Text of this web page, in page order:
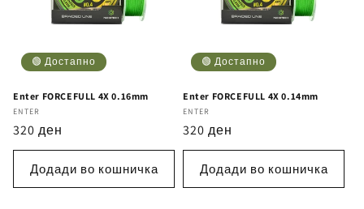
🟢 Достапно
Enter FORCEFULL 4X 0.16mm
Бренд
ENTER
Регуларна
цена
320 ден
Додади во кошничка
🟢 Достапно
Enter FORCEFULL 4X 0.14mm
Бренд
ENTER
Регуларна
цена
320 ден
Додади во кошничка